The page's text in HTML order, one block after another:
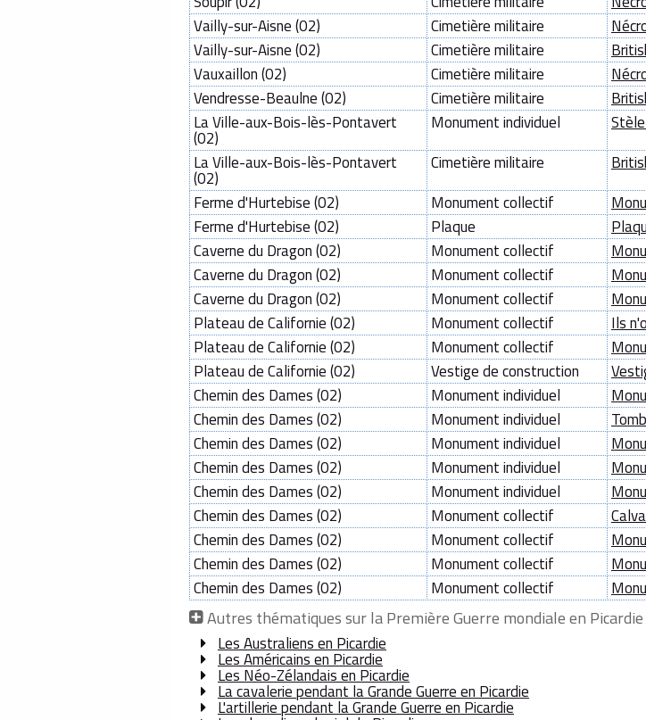
Vailly-sur-Aisne (02)
Cimetière militaire
Vailly-sur-Aisne (02)
Cimetière militaire
Vauxaillon (02)
Cimetière militaire
Vendresse-Beaulne (02)
Cimetière militaire
La Ville-aux-Bois-lès-Pontavert
(02)
Monument individuel
La Ville-aux-Bois-lès-Pontavert
(02)
Cimetière militaire
Ferme d'Hurtebise (02)
Monument collectif
Ferme d'Hurtebise (02)
Plaque
Caverne du Dragon (02)
Monument collectif
Caverne du Dragon (02)
Monument collectif
Caverne du Dragon (02)
Monument collectif
Plateau de Californie (02)
Monument collectif
Ils
Plateau de Californie (02)
Monument collectif
Plateau de Californie (02)
Vestige de construction
Chemin des Dames (02)
Monument individuel
Chemin des Dames (02)
Monument individuel
Chemin des Dames (02)
Monument individuel
Chemin des Dames (02)
Monument individuel
Chemin des Dames (02)
Monument individuel
Chemin des Dames (02)
Monument collectif
Chemin des Dames (02)
Monument collectif
Chemin des Dames (02)
Monument collectif
Chemin des Dames (02)
Monument collectif
Autres thématiques sur la Première Guerre mondiale en Picardie
Les Australiens en Picardie
Les Américains en Picardie
Les Néo-Zélandais en Picardie
La cavalerie pendant la Grande Guerre en Picardie
L'artillerie pendant la Grande Guerre en Picardie